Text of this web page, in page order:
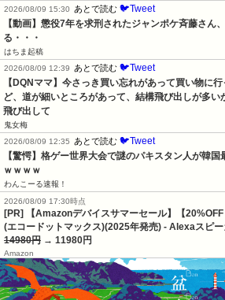
2026/08/09 15:30
あとで読む 🐦Tweet
【動画】懲役7年を求刑されたジャンポケ斉藤さん
る・・・
はちま起稿
2026/08/09 12:39
あとで読む 🐦Tweet
【DQNママ】今さっき買い忘れがあって買い物に
ど、道が細いところがあって、結構飛び出しが多
飛び出して
鬼女梅
2026/08/09 12:35
あとで読む 🐦Tweet
【驚愕】格ゲー世界大会で謎のパキスタン人が韓
ｗｗｗｗ
わんこーる速報！
2026/08/09 17:30時点
[PR] 【Amazonデバイスサマーセール】【
(エコードットマックス)(2025年発売) - Alexaスピ
14980円 → 11980円
Amazon